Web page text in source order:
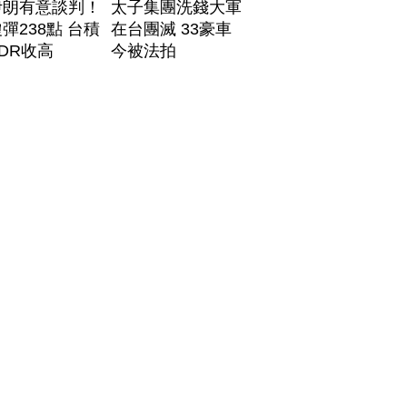
有意談判！
238點 台積
收高
太子集團洗錢大軍
在台團滅 33豪車
今被法拍